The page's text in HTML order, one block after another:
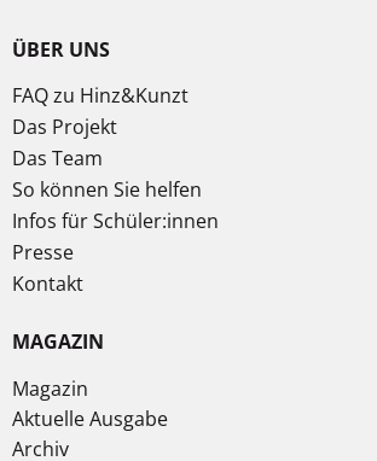
ÜBER UNS
FAQ zu Hinz&Kunzt
Das Projekt
Das Team
So können Sie helfen
Infos für Schüler:innen
Presse
Kontakt
MAGAZIN
Magazin
Aktuelle Ausgabe
Archiv